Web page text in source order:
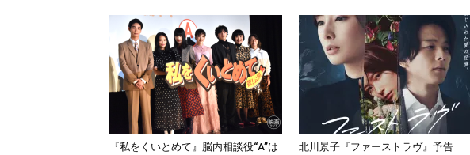
『私をくいとめて』脳内相談役“A”は
北川景子『ファーストラヴ』予告